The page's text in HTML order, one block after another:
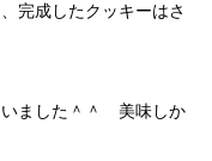
完成したクッキーはさ
いました＾＾ 美味しか